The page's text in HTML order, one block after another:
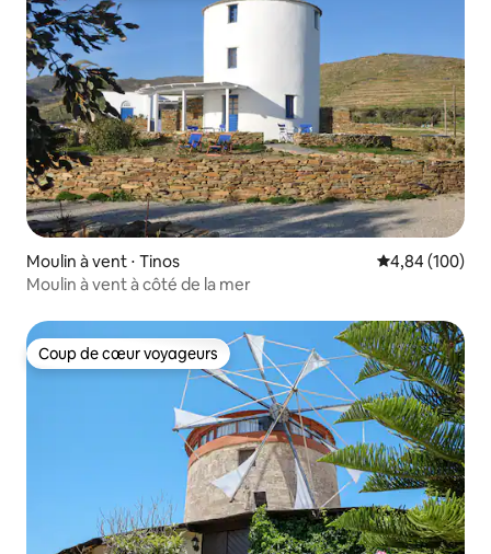
Moulin à vent ⋅ Tinos Évaluation
4,84 (100)
Moulin à vent à côté de la mer
Coup de cœur voyageurs
Coup de cœur voyageurs